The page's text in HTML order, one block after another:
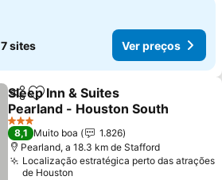
7 sites Ver preços
PartilharAdicionar aos favoritos
Sleep Inn & Suites
Pearland - Houston South
Ver preços
3 Estrelas
8,1 Muito boa
1.826
Pearland, a 18.3 km de Stafford
Localização estratégica perto das atrações
de Houston